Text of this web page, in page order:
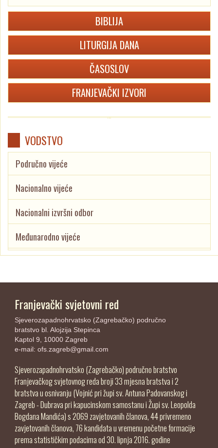
BIBLIJA
LITURGIJA DANA
ČASOSLOV
FRANJEVAČKI IZVORI
VODSTVO
Područno vijeće
Nacionalno vijeće
Nacionalni izvršni odbor
Međunarodno vijeće
Franjevački svjetovni red
Sjeverozapadnohrvatsko (Zagrebačko) područno
bratstvo bl. Alojzija Stepinca
Kaptol 9, 10000 Zagreb
e-mail: ofs.zagreb@gmail.com
Sjeverozapadnohrvatsko (Zagrebačko) područno bratstvo
Franjevačkog svjetovnog reda broji 33 mjesna bratstva i 2
bratstva u osnivanju (Vojnić pri župi sv. Antuna Padovanskog i
Zagreb - Dubrava pri kapucinskom samostanu i Župi sv. Leopolda
Bogdana Mandića) s 2069 zavjetovanih članova, 44 privremeno
zavjetovanih članova, 76 kandidata u vremenu početne formacije
prema statističkim podacima od 30. lipnja 2016. godine